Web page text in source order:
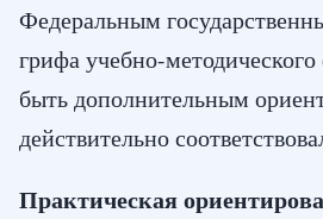
Федеральным
грифа учебно-
быть дополнительным
действительно
Практическая